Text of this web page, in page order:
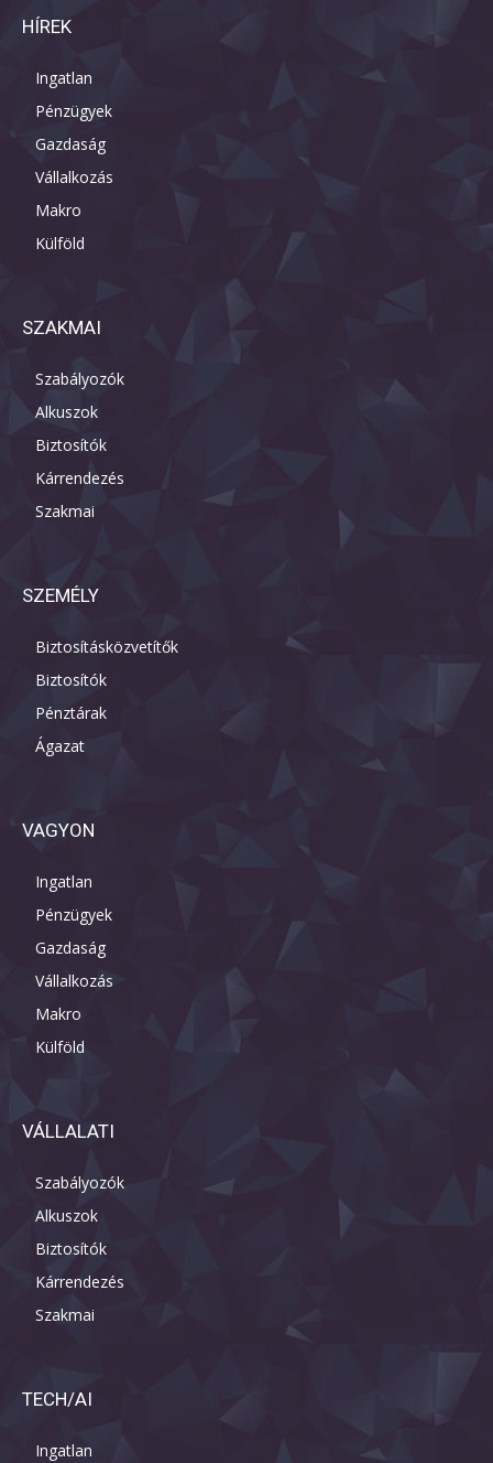
HÍREK
Ingatlan
Pénzügyek
Gazdaság
Vállalkozás
Makro
Külföld
SZAKMAI
Szabályozók
Alkuszok
Biztosítók
Kárrendezés
Szakmai
SZEMÉLY
Biztosításközvetítők
Biztosítók
Pénztárak
Ágazat
VAGYON
Ingatlan
Pénzügyek
Gazdaság
Vállalkozás
Makro
Külföld
VÁLLALATI
Szabályozók
Alkuszok
Biztosítók
Kárrendezés
Szakmai
TECH/AI
Ingatlan